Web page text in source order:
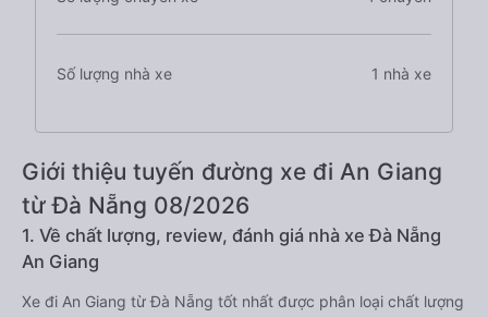
Số lượng nhà xe 1 nhà xe
Giới thiệu tuyến đường xe đi An Giang
từ Đà Nẵng 08/2026
1. Về chất lượng, review, đánh giá nhà xe Đà Nẵng
An Giang
Xe đi An Giang từ Đà Nẵng tốt nhất được phân loại chất lượng